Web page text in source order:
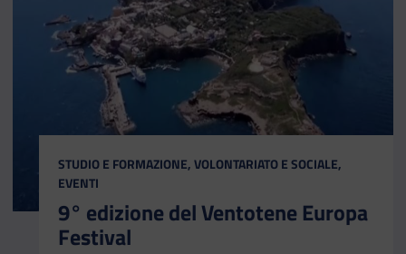
CATEGORIA:
STUDIO E FORMAZIONE, VOLONTARIATO E SOCIALE,
EVENTI
9° edizione del Ventotene Europa
Festival